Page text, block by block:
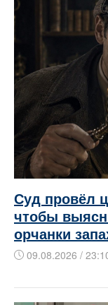
Суд провёл
чтобы
орчанки
09.08.2026 /